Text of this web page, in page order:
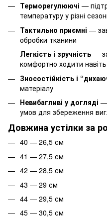
Терморегулюючі —
температуру у різні
Тактильно приємні —
обробки тканини
Легкість і зручність —
комфортно ходити
Зносостійкість і
матеріалу
Невибагливі у догляді —
умов для збереження
Довжина устілки за
40 — 26,5 см
41 — 27,5 см
42 — 28,5 см
43 — 29 см
44 — 29,5 см
45 — 30,5 см